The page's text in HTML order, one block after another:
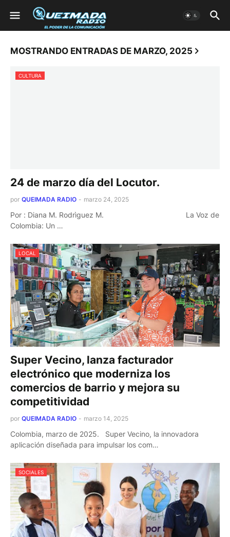
MOSTRANDO ENTRADAS DE MARZO, 2025
CULTURA
24 de marzo día del Locutor.
por QUEIMADA RADIO - marzo 24, 2025
Por : Diana M. Rodrìguez M. La Voz de
Colombia: Un …
LOCAL
Super Vecino, lanza facturador
electrónico que moderniza los
comercios de barrio y mejora su
competitividad
por QUEIMADA RADIO - marzo 14, 2025
Colombia, marzo de 2025. Super Vecino, la innovadora
aplicación diseñada para impulsar los com…
SOCIALES